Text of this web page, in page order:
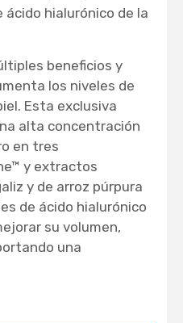
hialurónico de la
beneficios y
los niveles de
Esta exclusiva
alta concentración
en tres
y extractos
y de arroz púrpura
de ácido hialurónico
su volumen,
una